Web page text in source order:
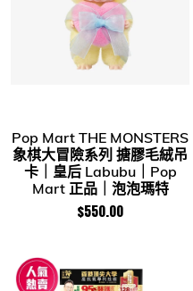
Pop Mart THE MONSTERS
象棋大冒險系列 搪膠毛絨吊
卡｜皇后 Labubu｜Pop
Mart 正品｜泡泡瑪特
$550.00